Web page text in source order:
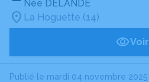
Née DELANDE
La Hoguette (14)
Voir
Publié le mardi 04 novembre 2025